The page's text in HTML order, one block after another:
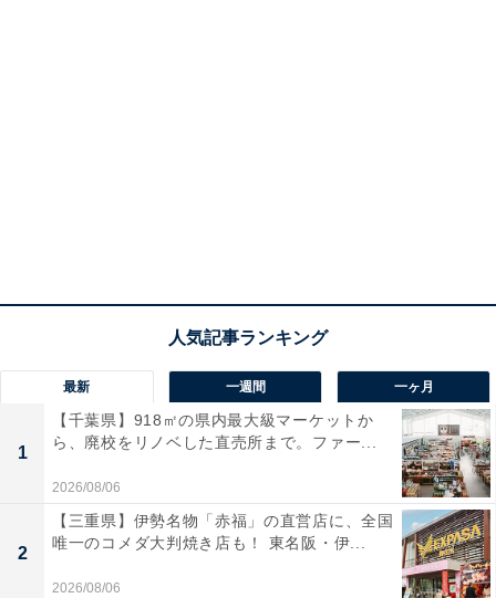
最新 一週間 一ヶ月
1
【千葉県】918㎡の県内最大級マーケットか
ら、廃校をリノベした直売所まで。ファー...
2026/08/06
2
【三重県】伊勢名物「赤福」の直営店に、全国
唯一のコメダ大判焼き店も！ 東名阪・伊...
2026/08/06